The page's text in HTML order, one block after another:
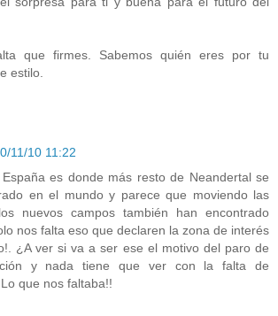
que firmes. Sabemos quién eres por tu
estilo.
11/10 11:22
es donde más resto de Neandertal se
en el mundo y parece que moviendo las
nuevos campos también han encontrado
nos falta eso que declaren la zona de interés
¿A ver si va a ser ese el motivo del paro de
y nada tiene que ver con la falta de
que nos faltaba!!